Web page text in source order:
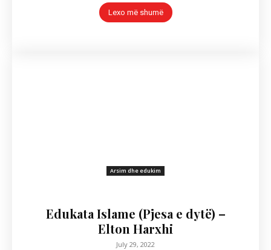
Lexo më shumë
Arsim dhe edukim
Edukata Islame (Pjesa e dytë) –
Elton Harxhi
July 29, 2022